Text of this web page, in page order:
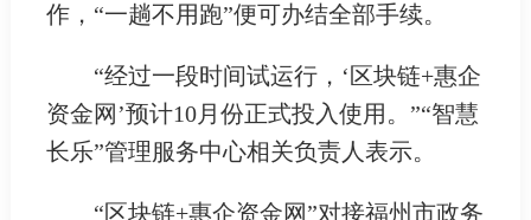
作，“一趟不用跑”便可办结全部手续。
“经过一段时间试运行，‘区块链+惠企
资金网’预计10月份正式投入使用。”“智慧
长乐”管理服务中心相关负责人表示。
“区块链+惠企资金网”对接福州市政务